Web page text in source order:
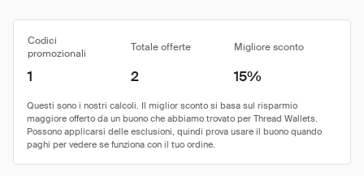
Codici
promozionali
Totale offerte Migliore sconto
1 2 15%